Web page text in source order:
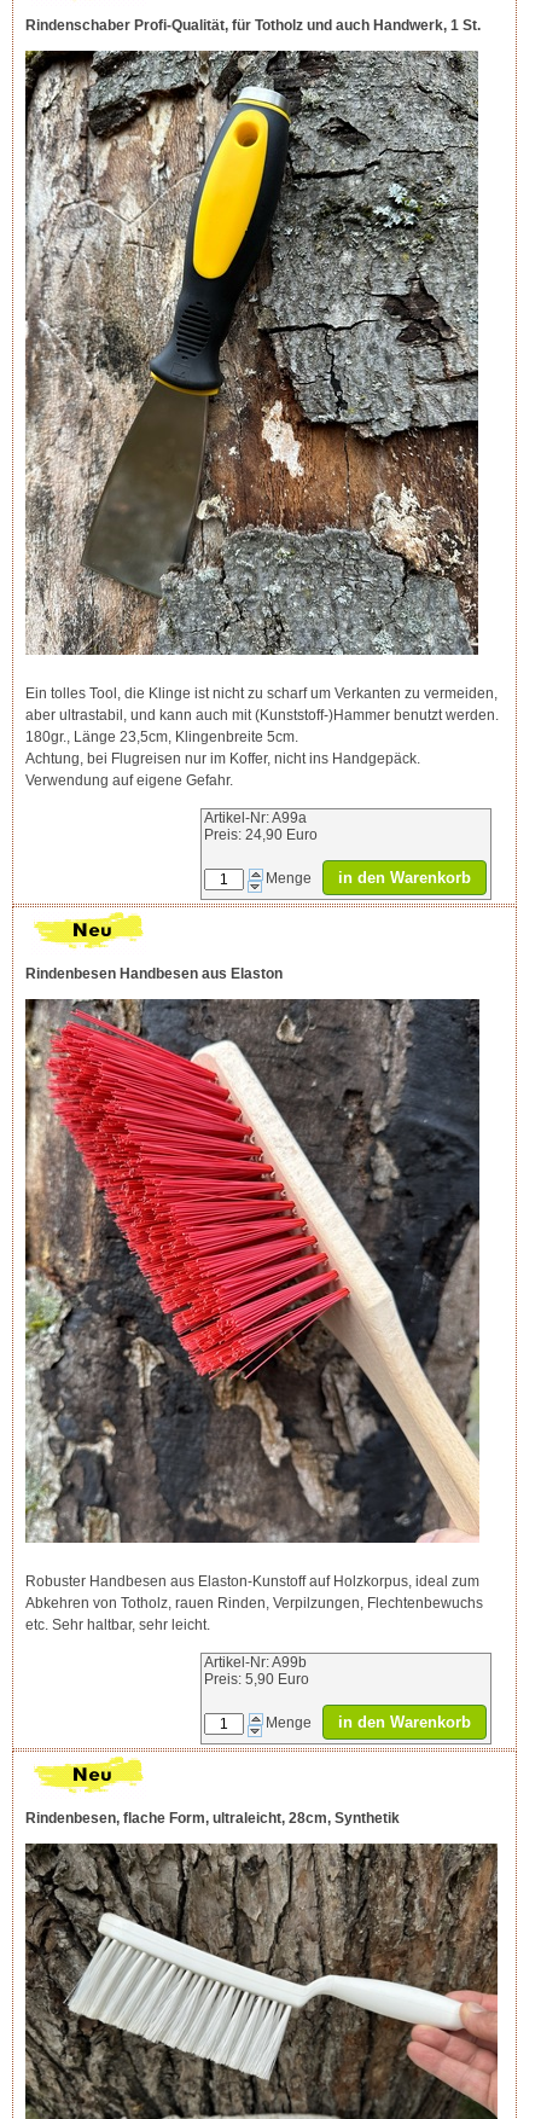
Rindenschaber Profi-Qualität, für Totholz und auch Handwerk, 1 St.
Ein tolles Tool, die Klinge ist nicht zu scharf um Verkanten zu vermeiden,
aber ultrastabil, und kann auch mit (Kunststoff-)Hammer benutzt werden.
180gr., Länge 23,5cm, Klingenbreite 5cm.
Achtung, bei Flugreisen nur im Koffer, nicht ins Handgepäck.
Verwendung auf eigene Gefahr.
Artikel-Nr: A99a
Preis: 24,90 Euro
Menge in den Warenkorb
Rindenbesen Handbesen aus Elaston
Robuster Handbesen aus Elaston-Kunstoff auf Holzkorpus, ideal zum
Abkehren von Totholz, rauen Rinden, Verpilzungen, Flechtenbewuchs
etc. Sehr haltbar, sehr leicht.
Artikel-Nr: A99b
Preis: 5,90 Euro
Menge in den Warenkorb
Rindenbesen, flache Form, ultraleicht, 28cm, Synthetik